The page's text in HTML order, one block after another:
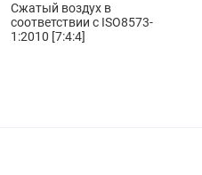
Сжатый воздух в
соответствии с ISO8573-
1:2010 [7:4:4]